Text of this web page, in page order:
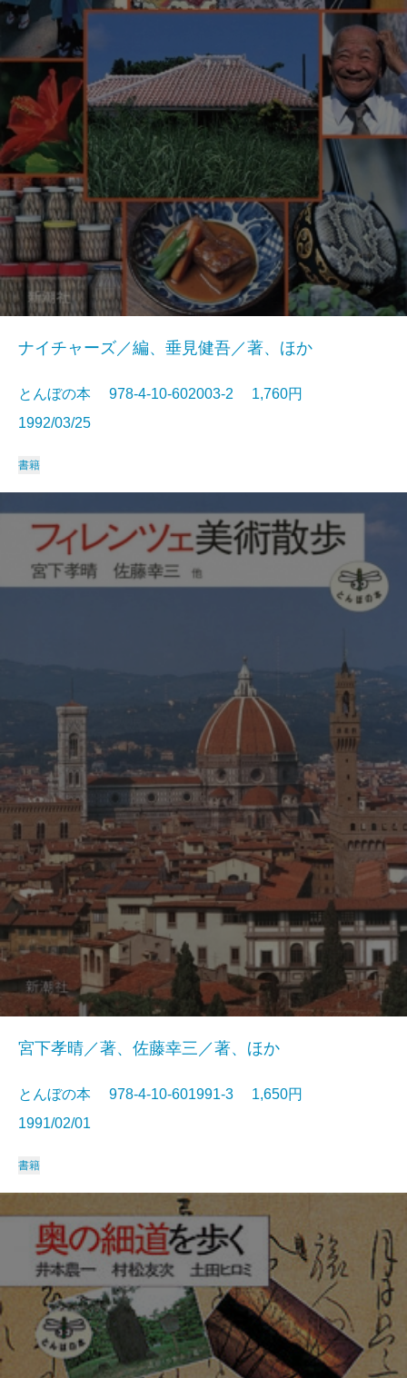
ナイチャーズ／編、垂見健吾／著、ほか
とんぼの本 978-4-10-602003-2 1,760円
1992/03/25
書籍
宮下孝晴／著、佐藤幸三／著、ほか
とんぼの本 978-4-10-601991-3 1,650円
1991/02/01
書籍